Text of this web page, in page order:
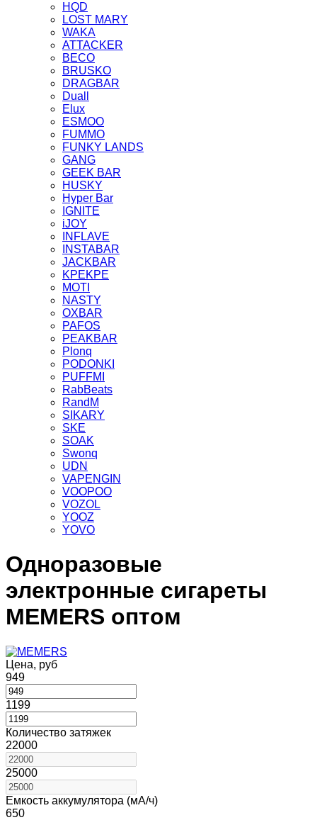
HQD
LOST MARY
WAKA
ATTACKER
BECO
BRUSKO
DRAGBAR
Duall
Elux
ESMOO
FUMMO
FUNKY LANDS
GANG
GEEK BAR
HUSKY
Hyper Bar
IGNITE
iJOY
INFLAVE
INSTABAR
JACKBAR
KPEKPE
MOTI
NASTY
OXBAR
PAFOS
PEAKBAR
Plonq
PODONKI
PUFFMI
RabBeats
RandM
SIKARY
SKE
SOAK
Swonq
UDN
VAPENGIN
VOOPOO
VOZOL
YOOZ
YOVO
Одноразовые
электронные сигареты
MEMERS оптом
Цена, руб
949
1199
Количество затяжек
22000
25000
Емкость аккумулятора (мА/ч)
650